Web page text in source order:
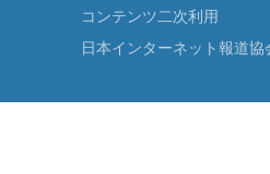
コンテンツ二次利用
日本インターネット報道協